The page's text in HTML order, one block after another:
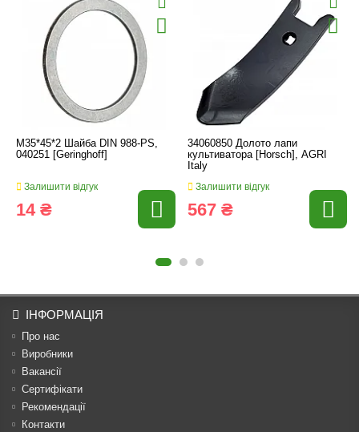
M35*45*2 Шайба DIN 988-PS,
040251 [Geringhoff]
Залишити відгук
14 ₴
34060850 Долото лапи
культиватора [Horsch], AGRI
Italy
Залишити відгук
567 ₴
ІНФОРМАЦІЯ
Про нас
Виробники
Вакансії
Сертифікати
Рекомендації
Контакти